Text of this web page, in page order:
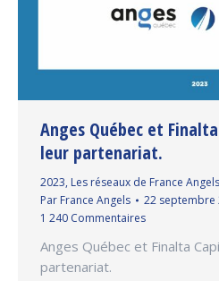
Anges Québec et
leur partenariat.
2023, Les réseaux de France Angels
Par France Angels
22 septembre
1 240 Commentaires
Anges Québec et Finalta
partenariat.